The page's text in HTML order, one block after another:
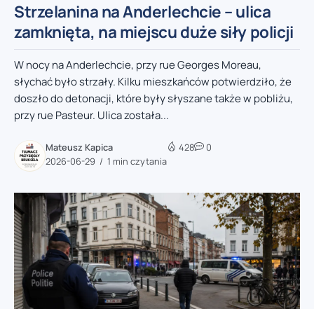
Strzelanina na Anderlechcie – ulica
zamknięta, na miejscu duże siły policji
W nocy na Anderlechcie, przy rue Georges Moreau,
słychać było strzały. Kilku mieszkańców potwierdziło, że
doszło do detonacji, które były słyszane także w pobliżu,
przy rue Pasteur. Ulica została...
Mateusz Kapica
2026-06-29
1 min czytania
428 0